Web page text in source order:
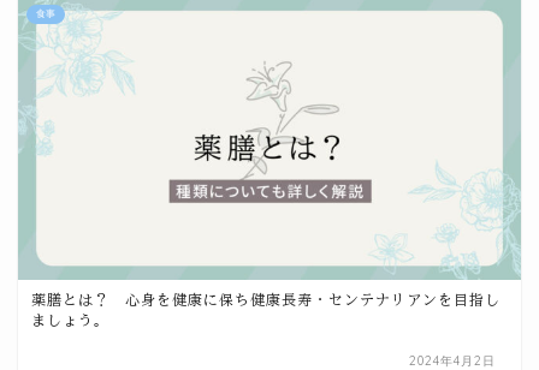
食事
薬膳とは？ 心身を健康に保ち健康長寿・センテナリアンを目指し
ましょう。
2024年4月2日